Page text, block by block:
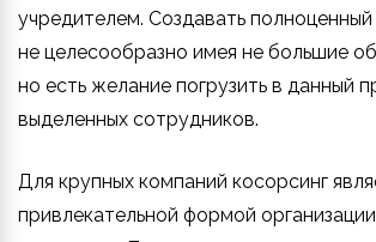
учредителем. Создавать
не целесообразно имея не большие
но есть желание погрузить в данный
выделенных сотрудников.
Для крупных компаний косорсинг
привлекательной формой